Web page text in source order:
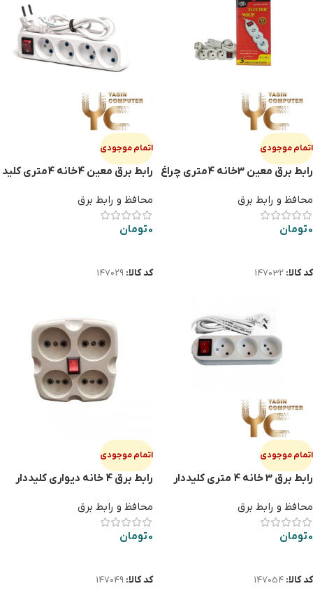
اتمام موجودی
رابط برق معین 3خانه 4متری چراغ
محافظ و رابط برق
0تومان
کد کالا: 147032
اتمام موجودی
رابط برق معین 4خانه 4متری کلید
محافظ و رابط برق
0تومان
کد کالا: 147029
اتمام موجودی
رابط برق 3 خانه 4 متری کلیددار
محافظ و رابط برق
0تومان
کد کالا: 147054
اتمام موجودی
رابط برق 4 خانه دیواری کلیددار
محافظ و رابط برق
0تومان
کد کالا: 147049